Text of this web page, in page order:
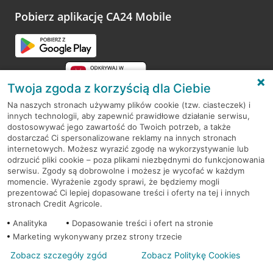
opinie.
Pobierz aplikację CA24 Mobile
RODO
Regulamin serwisu
Mapa serwisu
PolitykaCookies
© 2026 Credit Agricole Bank Polska S.A. Wszelkie prawa zastrzeżone
Twoja zgoda z korzyścią dla Ciebie
Na naszych stronach używamy plików cookie (tzw. ciasteczek) i
innych technologii, aby zapewnić prawidłowe działanie serwisu,
dostosowywać jego zawartość do Twoich potrzeb, a także
dostarczać Ci spersonalizowane reklamy na innych stronach
internetowych. Możesz wyrazić zgodę na wykorzystywanie lub
odrzucić pliki cookie – poza plikami niezbędnymi do funkcjonowania
serwisu. Zgody są dobrowolne i możesz je wycofać w każdym
momencie. Wyrażenie zgody sprawi, że będziemy mogli
prezentować Ci lepiej dopasowane treści i oferty na tej i innych
stronach Credit Agricole.
Analityka
Dopasowanie treści i ofert na stronie
Marketing wykonywany przez strony trzecie
Zobacz szczegóły zgód Zobacz Politykę Cookies